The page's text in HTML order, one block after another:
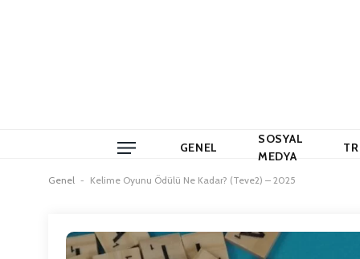
GENEL
SOSYAL
MEDYA
Genel - Kelime Oyunu Ödülü Ne Kadar? (Teve2) – 2025